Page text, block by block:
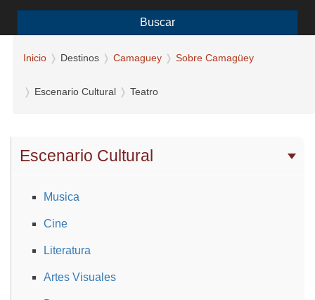
Buscar
Inicio Destinos Camaguey Sobre Camagüey
Escenario Cultural Teatro
Escenario Cultural
Musica
Cine
Literatura
Artes Visuales